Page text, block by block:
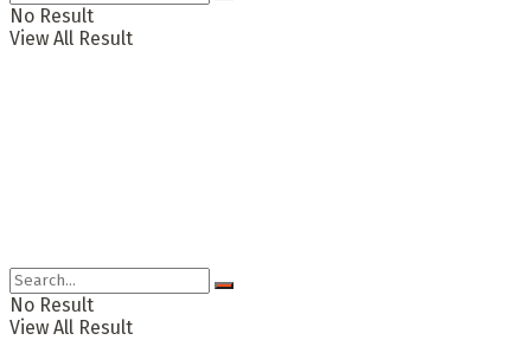
No Result
View All Result
No Result
View All Result